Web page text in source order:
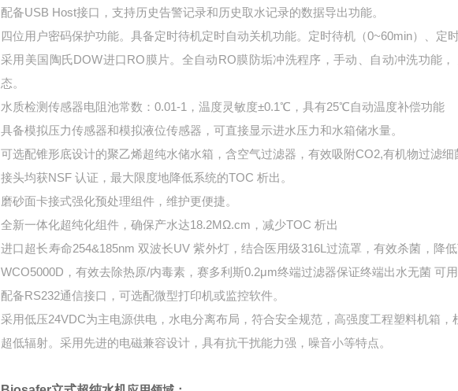
配备USB Host接口，支持历史告警记录和历史取水记录的数据导出功能。
四位用户密码保护功能。具备定时待机定时自动关机功能。定时待机（0~60min）、定
采用美国陶氏DOW进口RO膜片。 全自动RO膜防垢冲洗程序，手动、自动冲洗功能，
态。
水质检测传感器电阻池常数：0.01-1 ，温度灵敏度±0.1℃，具有25℃自动温度补偿功能
具备模拟压力传感器和模拟液位传感器，可直接显示进水压力和水箱储水量。
可选配锥形底设计的聚乙烯超纯水储水箱，含空气过滤器，有效吸附CO2,有机物过滤细
接头均获NSF认证，最大限度地降低系统的TOC析出 。
磨砂面卡接式强化预处理组件，维护更便捷。
全新一体化超纯化组件，确保产水达18.2MΩ.cm ，减少TOC析出
进口超长寿命254&185nm 双波长UV紫外灯，结合医用级316L 过流罩，有效杀菌，降低
WCO5000D ，有效去除热原/内毒素， 赛多利斯0.2μm终端过滤器保证终端出水无菌 可
配备RS232通信接口，可选配微型打印机或监控软件。
采用低压24VDC为主电源供电， 水电分离布局，符合安全规范， 高强度工程塑料机箱，
超低辐射。采用先进的电磁兼容设计，具有抗干扰能力强，噪音小等特点。